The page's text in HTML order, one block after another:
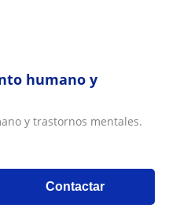
humano y
y trastornos mentales.
Contactar